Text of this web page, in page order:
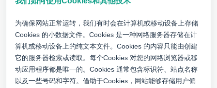
为确保网站正常运转，我们有时会在计算机或移动设备上存储
Cookies 的小数据文件。Cookies 是一种网络服务器存储在计
算机或移动设备上的纯文本文件。Cookies 的内容只能由创建
它的服务器检索或读取。每个Cookies 对您的网络浏览器或移
动应用程序都是唯一的。Cookies 通常包含标识符、站点名称
以及一些号码和字符。借助于Cookies，网站能够存储用户偏